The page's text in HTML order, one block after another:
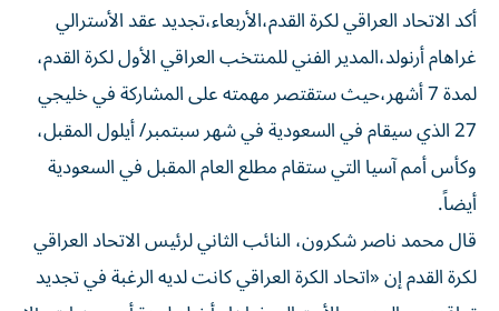
أكد الاتحاد العراقي لكرة القدم،الأربعاء،تجديد عقد الأسترالي
غراهام أرنولد،المدير الفني للمنتخب العراقي الأول لكرة القدم،
لمدة 7 أشهر،حيث ستقتصر مهمته على المشاركة في خليجي
27 الذي سيقام في السعودية في شهر سبتمبر/ أيلول المقبل،
وكأس أمم آسيا التي ستقام مطلع العام المقبل في السعودية
أيضاً.
قال محمد ناصر شكرون، النائب الثاني لرئيس الاتحاد العراقي
لكرة القدم إن «اتحاد الكرة العراقي كانت لديه الرغبة في تجديد